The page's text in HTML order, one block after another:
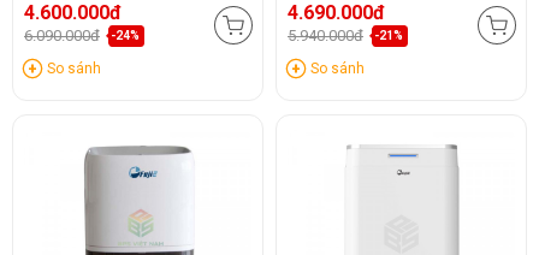
4.600.000đ
6.090.000đ -24%
So sánh
4.690.000đ
5.940.000đ -21%
So sánh